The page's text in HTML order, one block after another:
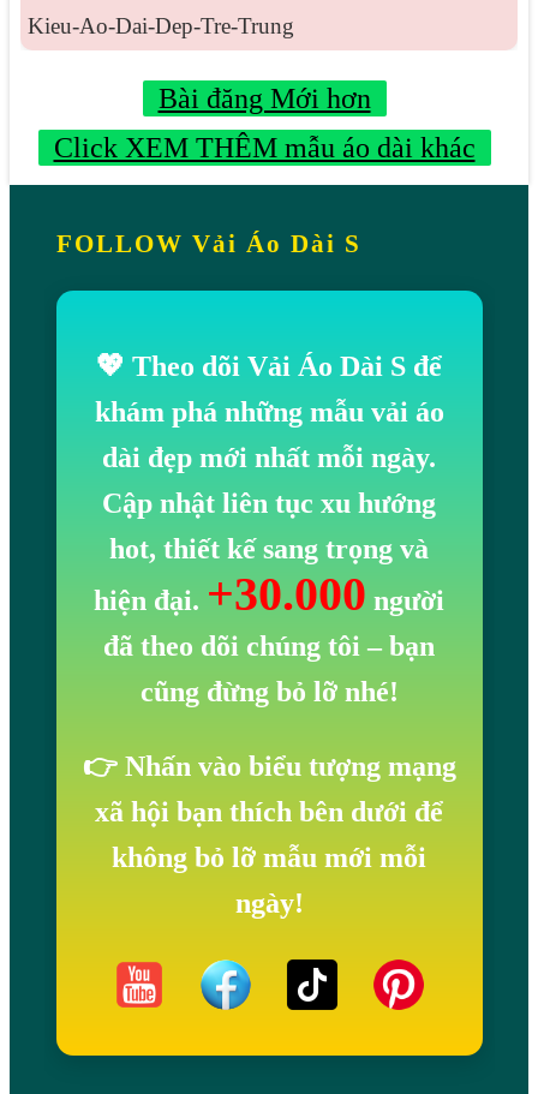
Kieu-Ao-Dai-Dep-Tre-Trung
Bài đăng Mới hơn
Click XEM THÊM mẫu áo dài khác
FOLLOW Vải Áo Dài S
💖 Theo dõi Vải Áo Dài S để
khám phá những mẫu vải áo
dài đẹp mới nhất mỗi ngày.
Cập nhật liên tục xu hướng
hot, thiết kế sang trọng và
hiện đại. +30.000 người
đã theo dõi chúng tôi – bạn
cũng đừng bỏ lỡ nhé!
👉 Nhấn vào biểu tượng mạng
xã hội bạn thích bên dưới để
không bỏ lỡ mẫu mới mỗi
ngày!